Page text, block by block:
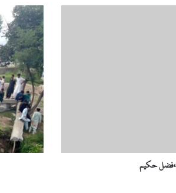
حکیم
سوات
:
مٹہ
میں
حادثہ،
دو
افراد
جاں
بحق